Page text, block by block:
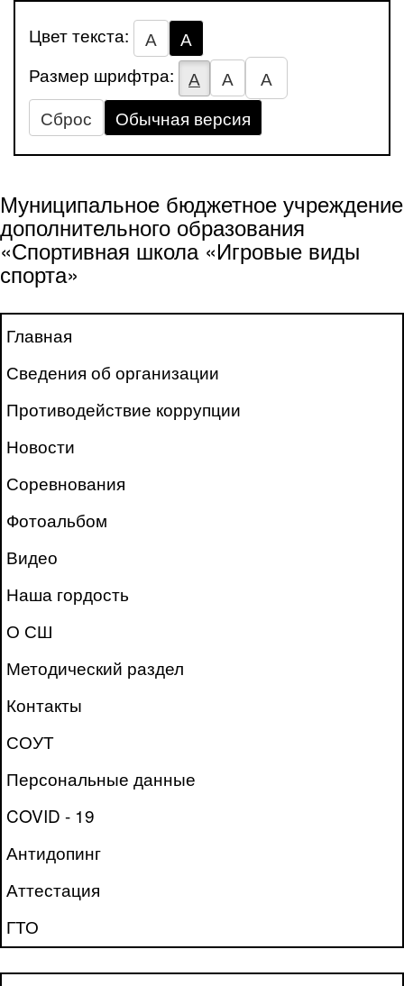
Цвет текста: А
А
Размер шрифтра:
А А
А
Сброс
Обычная версия
Муниципальное бюджетное учреждение
дополнительного образования
«Спортивная школа «Игровые виды
спорта»
Главная
Сведения об организации
Противодействие коррупции
Новости
Соревнования
Фотоальбом
Видео
Наша гордость
О СШ
Методический раздел
Контакты
СОУТ
Персональные данные
COVID - 19
Антидопинг
Аттестация
ГТО